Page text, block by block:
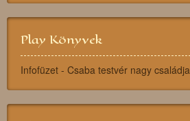
Play Könyvek
Infofüzet - Csaba testvér nagy családja